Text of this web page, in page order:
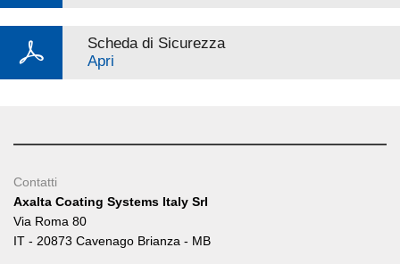
Scheda di Sicurezza
Apri
Contatti
Axalta Coating Systems Italy Srl
Via Roma 80
IT - 20873 Cavenago Brianza - MB